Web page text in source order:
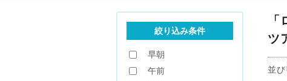
ツ
並
絞り込み条件
早朝
午前